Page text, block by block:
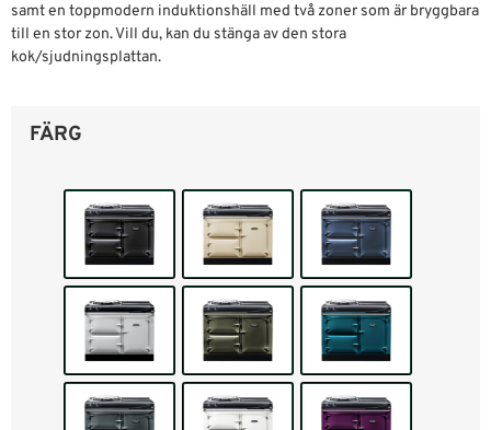
samt en toppmodern induktionshäll med två zoner som är bryggbara
till en stor zon. Vill du, kan du stänga av den stora
kok/sjudningsplattan.
FÄRG